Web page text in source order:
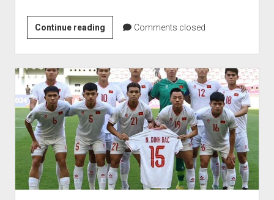
Continue readingAdu
Statistik
Indonesia
vs
Thailand
di
Semifinal
Piala
AFF
U-
23
2025:
Comments closed